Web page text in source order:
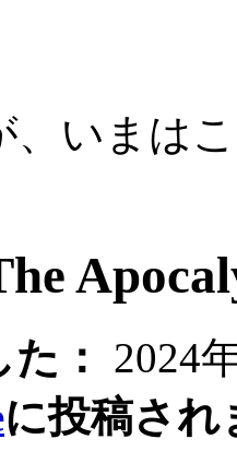
、いまは
：
2024
に投稿され